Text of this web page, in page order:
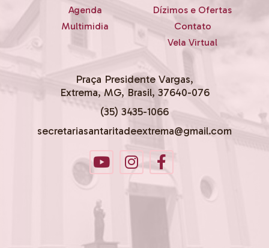
Agenda
Multimidia
Dízimos e Ofertas
Contato
Vela Virtual
Praça Presidente Vargas,
Extrema, MG, Brasil, 37640-076
(35) 3435-1066
secretariasantaritadeextrema@gmail.com